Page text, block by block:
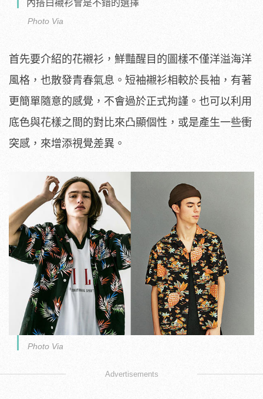
內搭白襯衫會是不錯的選擇
Photo Via
首先要介紹的花襯衫，鮮豔醒目的圖樣不僅洋溢海洋
風格，也散發青春氣息。短袖襯衫相較於長袖，有著
更簡單隨意的感覺，不會過於正式拘謹。也可以利用
底色與花樣之間的對比來凸顯個性，或是產生一些衝
突感，來增添視覺差異。
Photo Via
Advertisements